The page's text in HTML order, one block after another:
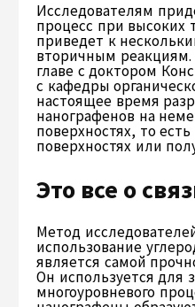
Исследователям
процесс при высоких
приведет к
вторичным
главе с доктором
с кафедры
настоящее время
нанографенов на
поверхностях, то
поверхностях или
Это все о
Метод
использование
является самой
Он используется для
многоуровневого